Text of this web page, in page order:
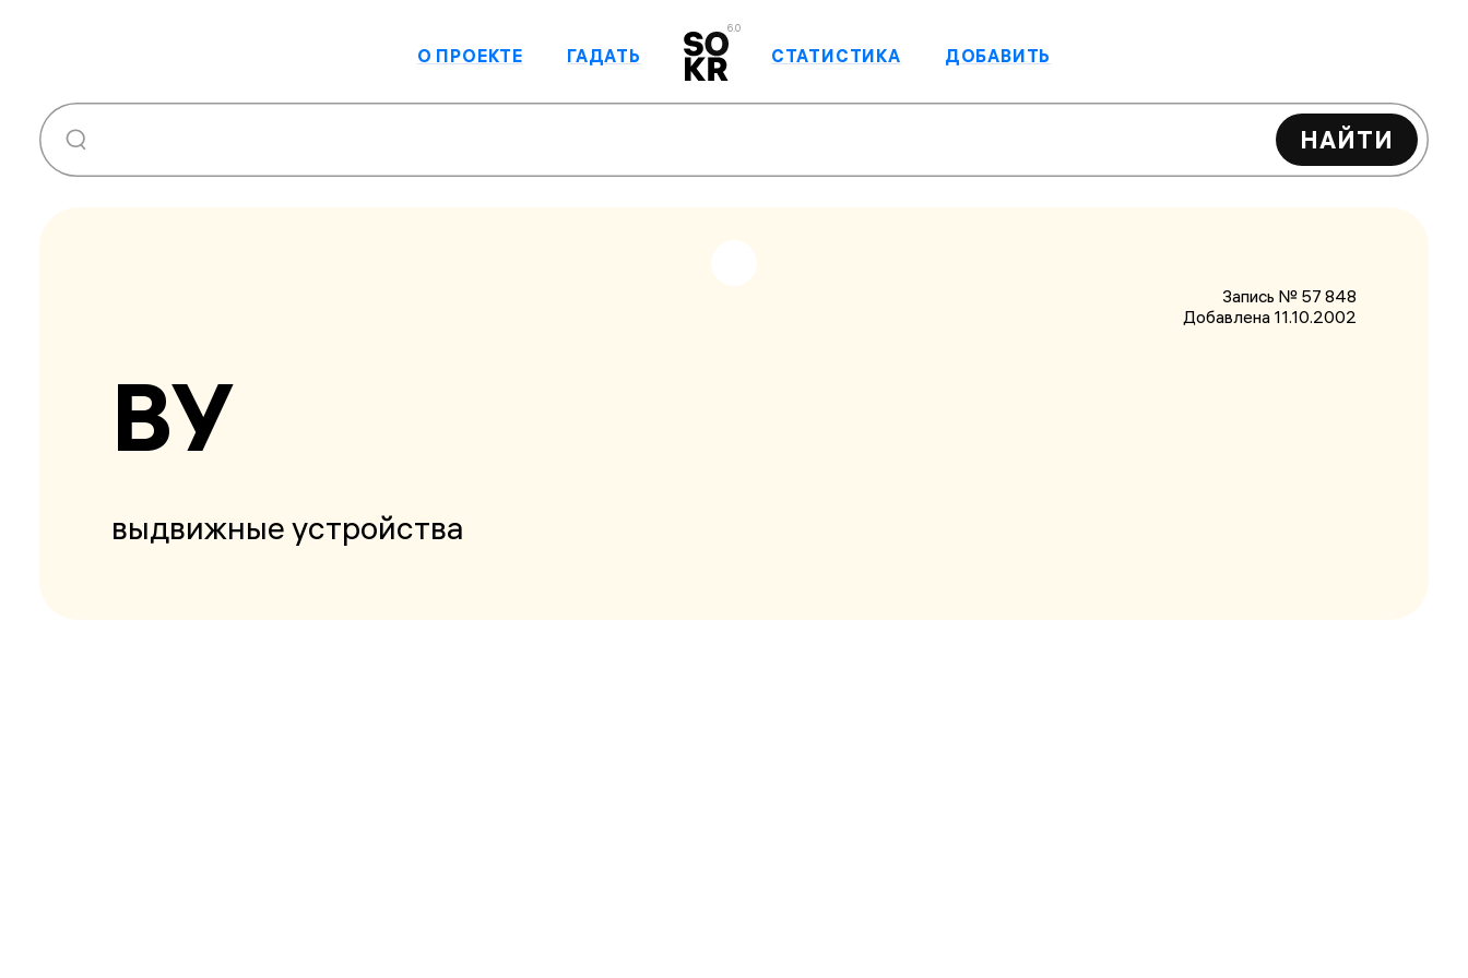
6.0
О ПРОЕКТЕ ГАДАТЬ СТАТИСТИКА ДОБАВИТЬ
НАЙТИ
Запись № 57 848
Добавлена 11.10.2002
ВУ
выдвижные устройства